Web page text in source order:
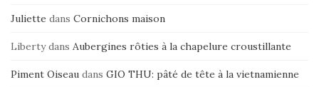
Juliette dans Cornichons maison
Libertydans Aubergines rôties à la chapelure croustillante
Piment Oiseau dans GIO THU: pâté de tête à la vietnamienne